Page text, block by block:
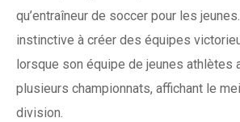
qu’entraîneur de soccer pour les
instinctive à créer des équipes
lorsque son équipe de jeunes athlètes
plusieurs championnats, affichant le
division.